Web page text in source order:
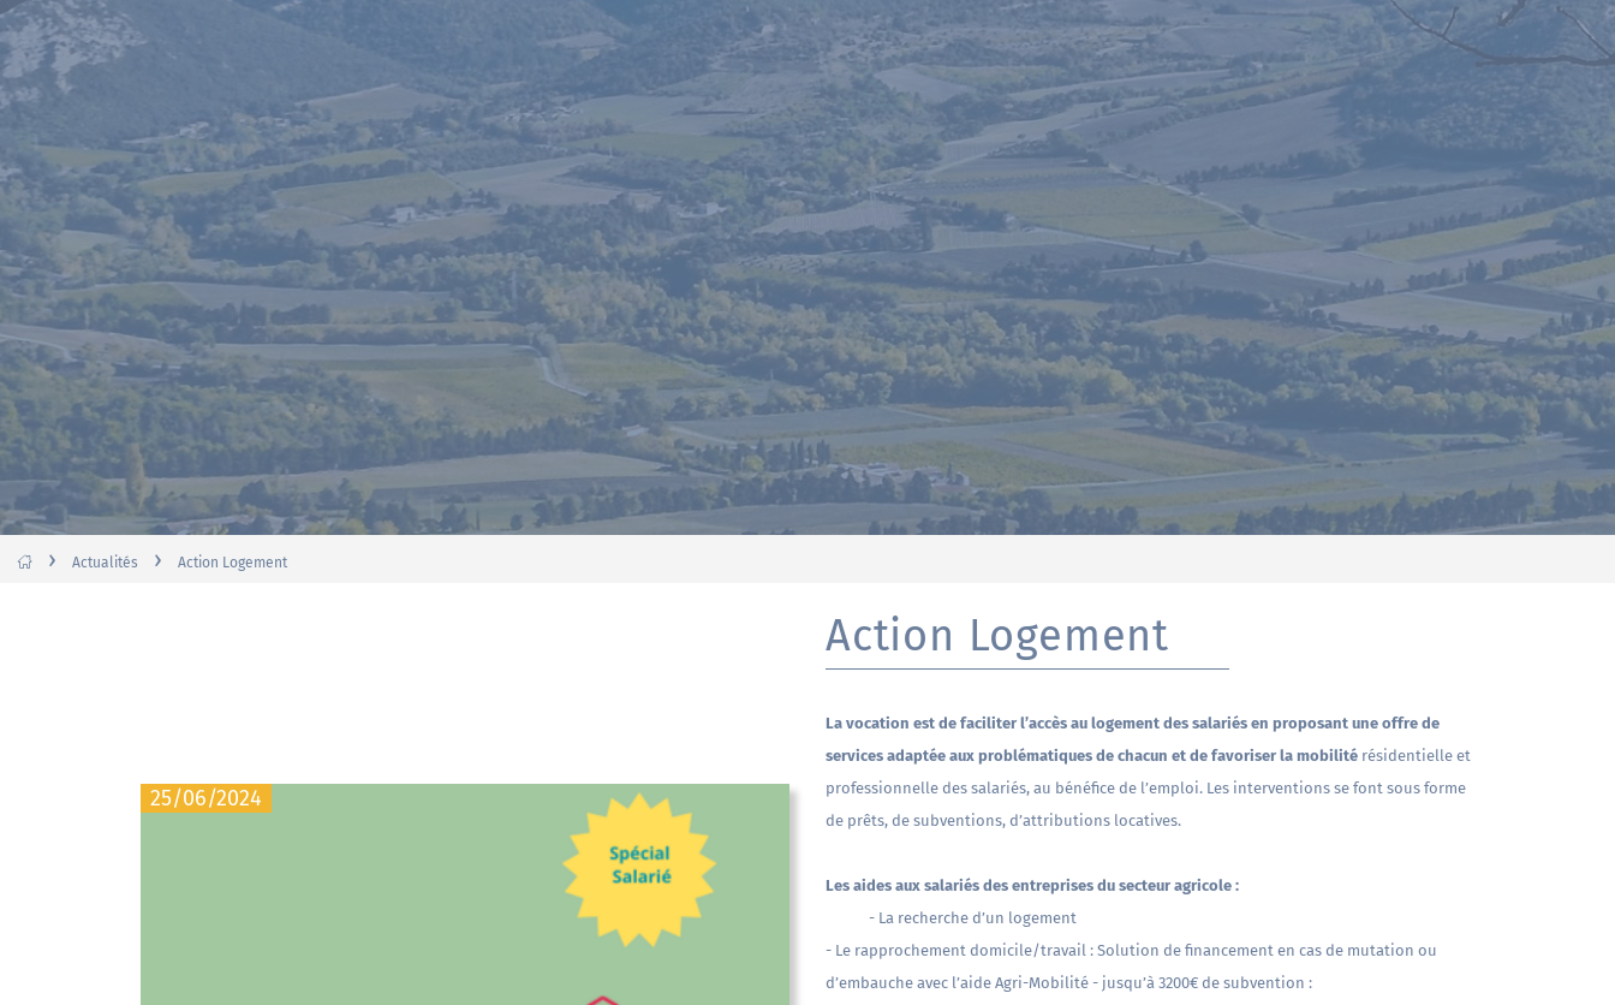
› Actualités › Action Logement
25/06/2024
Action Logement
La vocation est de faciliter l’accès au logement des salariés en proposant une offre de
services adaptée aux problématiques de chacun et de favoriser la mobilité résidentielle et
professionnelle des salariés, au bénéfice de l’emploi. Les interventions se font sous forme
de prêts, de subventions, d’attributions locatives.
Les aides aux salariés des entreprises du secteur agricole :
- La recherche d’un logement
- Le rapprochement domicile/travail : Solution de financement en cas de mutation ou
d’embauche avec l’aide Agri-Mobilité - jusqu’à 3200€ de subvention :